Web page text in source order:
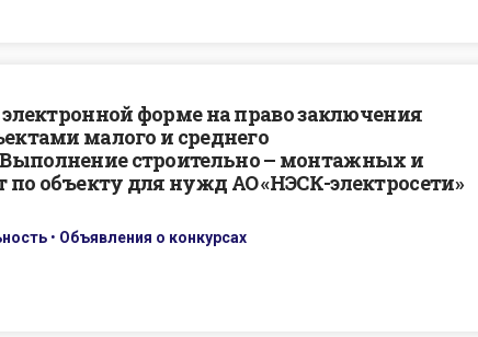
электронной форме на право заключения
малого и среднего
строительно – монтажных и
объекту для нужд АО «НЭСК-электросети»
• Объявления о конкурсах